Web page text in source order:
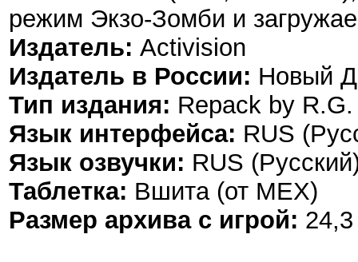
режим Экзо-Зомби и
Издатель: Activision
Издатель в России: Новый
Тип издания: Repack by
Язык интерфейса: RUS
Язык озвучки: RUS
Таблетка: Вшита (от MEX)
Размер архива с игрой: